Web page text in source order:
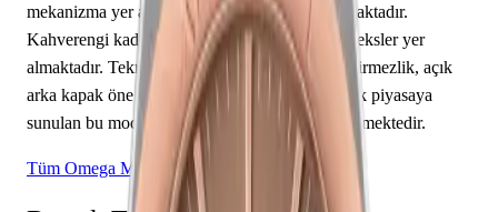
mekanizma yer almakta olup saat, dakika sunmaktadır.
Kahverengi kadranı üzerinde çubuk / nokta indeksler yer
almaktadır. Teknik detaylarında 50.00 m su geçirmezlik, açık
arka kapak öne çıkmaktadır. Sınırlı üretim olarak piyasaya
sunulan bu model, koleksiyonerlerin ilgisini çekmektedir.
Tüm Omega Modelleri